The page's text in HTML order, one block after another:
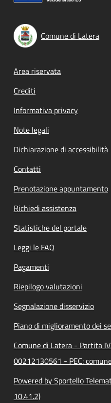
Comune di Latera
Footer menu
Area riservata
Crediti
Informativa privacy
Note legali
Dichiarazione di accessibilità
Contatti
Prenotazione appuntamento
Richiedi assistenza
Statistiche del portale
Leggi le FAQ
Pagamenti
Riepilogo valutazioni
Segnalazione disservizio
Piano di miglioramento dei
Comune di Latera - Partita
00212130561 - PEC:
Powered by Sportello
10.41.2)